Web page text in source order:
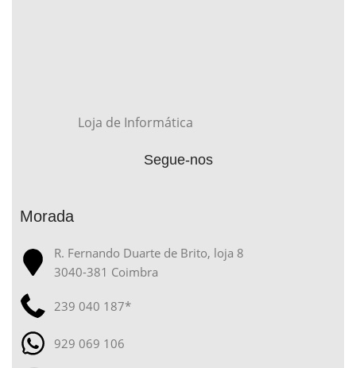
Loja de Informática
Segue-nos
Morada
R. Fernando Duarte de Brito, loja 8
3040-381 Coimbra
239 040 187*
929 069 106